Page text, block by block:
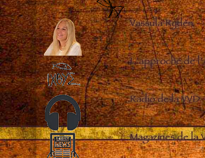
Vassula Rydén–
L’approche de
Radio de la VVD
Magazines de la